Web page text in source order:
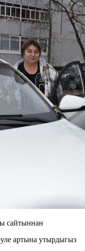
сайтыннан
артына утырдыгыз